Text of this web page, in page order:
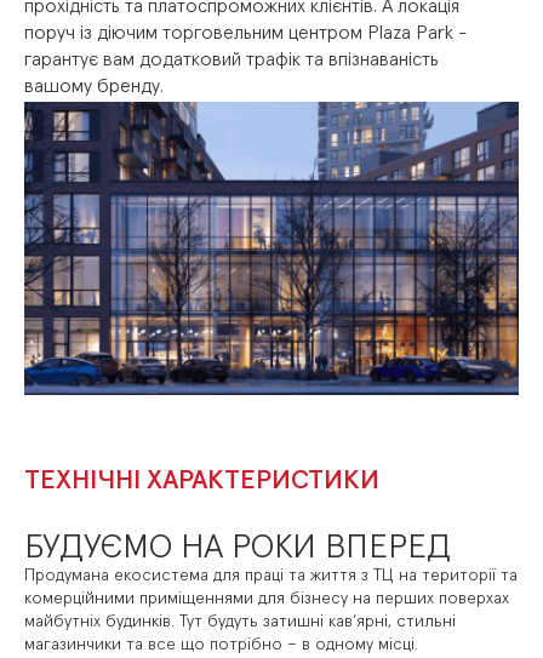
прохідність та платоспроможних клієнтів. А локація
поруч із діючим торговельним центром Plaza Park -
гарантує вам додатковий трафік та впізнаваність
вашому бренду.
ТЕХНІЧНІ ХАРАКТЕРИСТИКИ
БУДУЄМО НА РОКИ ВПЕРЕД
Продумана екосистема для праці та життя з ТЦ на території та
комерційними приміщеннями для бізнесу на перших поверхах
майбутніх будинків. Тут будуть затишні кавʼярні, стильні
магазинчики та все що потрібно – в одному місці.